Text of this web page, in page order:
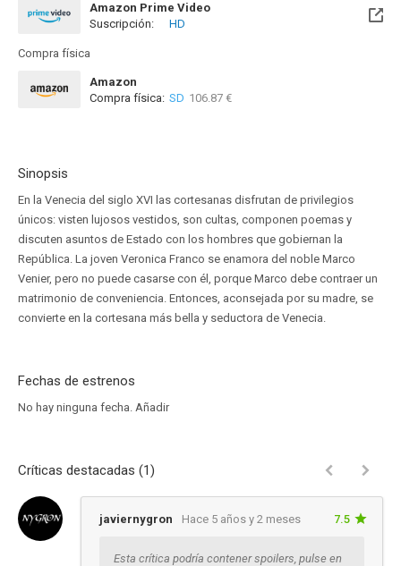
Amazon Prime Video
Suscripción:
HD
Compra física
Amazon
Compra física: SD 106.87 €
Sinopsis
En la Venecia del siglo XVI las cortesanas disfrutan de privilegios
únicos: visten lujosos vestidos, son cultas, componen poemas y
discuten asuntos de Estado con los hombres que gobiernan la
República. La joven Veronica Franco se enamora del noble Marco
Venier, pero no puede casarse con él, porque Marco debe contraer un
matrimonio de conveniencia. Entonces, aconsejada por su madre, se
convierte en la cortesana más bella y seductora de Venecia.
Fechas de estrenos
No hay ninguna fecha. Añadir
Críticas destacadas (1)
javiernygron Hace 5 años y 2 meses 7.5
Esta crítica podría contener spoilers, pulse en